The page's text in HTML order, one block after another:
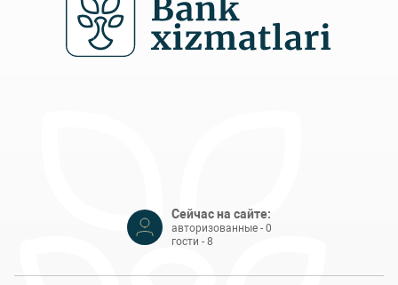
Сейчас на сайте:
авторизованные - 0
гости - 8